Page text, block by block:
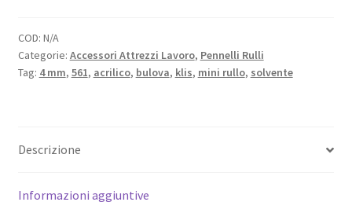
4
mm
quantità
COD: N/A
Categorie: Accessori Attrezzi Lavoro, Pennelli Rulli
Tag: 4 mm, 561, acrilico, bulova, klis, mini rullo, solvente
Descrizione
Informazioni aggiuntive